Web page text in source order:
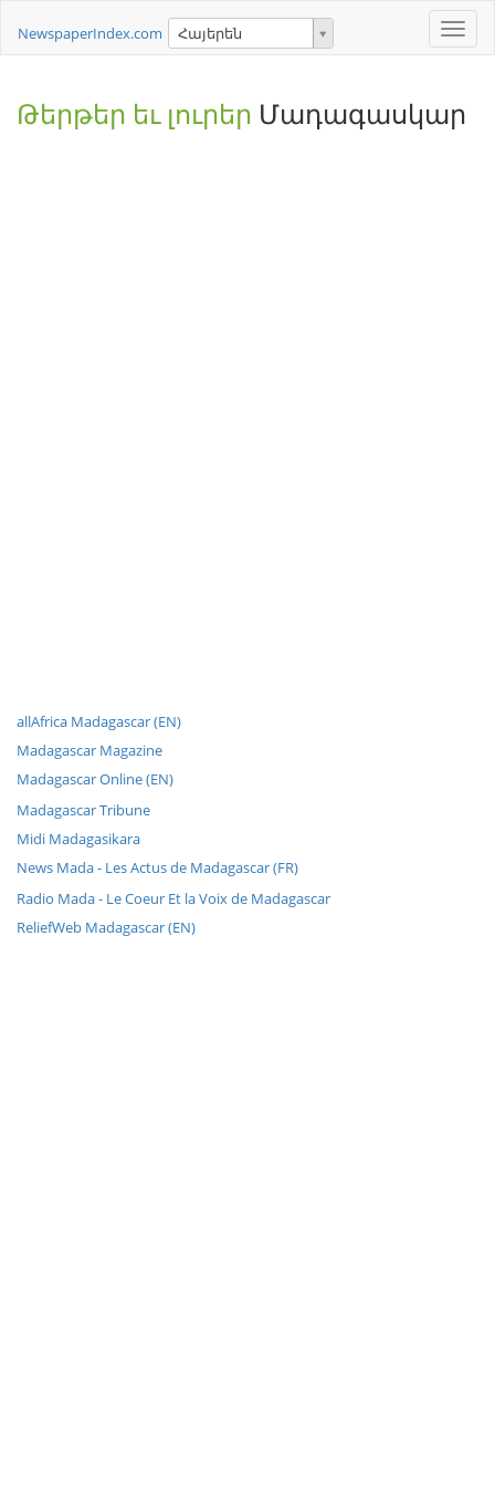
Toggle
NewspaperIndex.com Հայերեն
Թերթեր եւ լուրեր Մադագասկար
allAfrica Madagascar (EN)
Madagascar Magazine
Madagascar Online (EN)
Madagascar Tribune
Midi Madagasikara
News Mada - Les Actus de Madagascar (FR)
Radio Mada - Le Coeur Et la Voix de Madagascar
ReliefWeb Madagascar (EN)